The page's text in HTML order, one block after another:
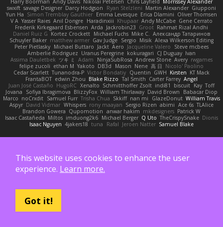
swxift savage Designer Darcy Hodgson Ryan Stelzleni Martin Alexander Giupponi
Yun Ha Simon Tremblay Gauthier Emma Levesque Erica Dlamini Oliver Thomsen
V A Yasser Raies Anil Dongre Haradinxiii Khupaar Andy McCabe Gene Cerrato
Frederik Kirkegaard Esbensen Arda Jackrobin23 Groot Rahmat Rizal Andhi
Daniel Ruiz G Kortez Crockett Michael Fuchs Mike C.
Александр Татаринов
Schuyler Baker matthew armer Gav Judge Sergio Misik Alexa Wilkerson Editing
Peter Pietlasky Michael Buttaro Jackt Aero Jacqueline Valero
Steve mcbees
Amberlie Rodriguez Uranus Peregrine kokuragari CJ Duguay Ivan
Assima Dauletbek ツキ ミ Adam NinjaSubRosa Andrew Stone Avery rwgames
felipe zucoli ethan M Yakoto DB3d Mason Nene 高 日 Nicolo' Paolino
Cedar Scarlett Tunanodra-P Victor Bondatiy Quentin GWH Kirsten KT Mack
FrantaBOT edwin Zhou Blake Rizzo Tal Smith Carter Farrey Angel
Juan José Castaño HugoRC Xenalto Schmitthoffer Zsolt indi81 biscuit Kay Toff
Jovana
Sofiya Ibragimova BlizzyFox William Thirlaway David Brown
Babacar Diop
Marco noCrxdit Samuel Furr Trisha Chua Skkiff nan mi GlazeDonut William Travis
Aspyr David Vidmar Whispers rony maayan Sergio Rizen abimi Ace 6s TLAlice
Brandon Gowera Qupomotion anwar hakim mkdesigners Patrick W
Isaac Castañeda Miltos imduong2k6 Michael Berger Q Uto TheCrispySnake Dionis
Isaac Nguyen 4jakers18 tuna Rafal Jeroen Natter Samuel Blake
This website uses cookies to enhance the user
experience. Learn more.
Got it!